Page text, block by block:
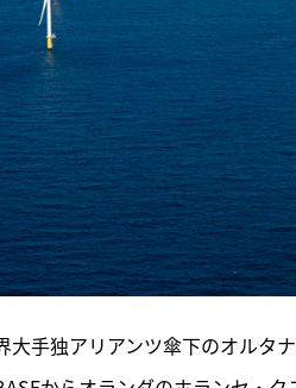
大手独アリアンツ傘下のオルタ